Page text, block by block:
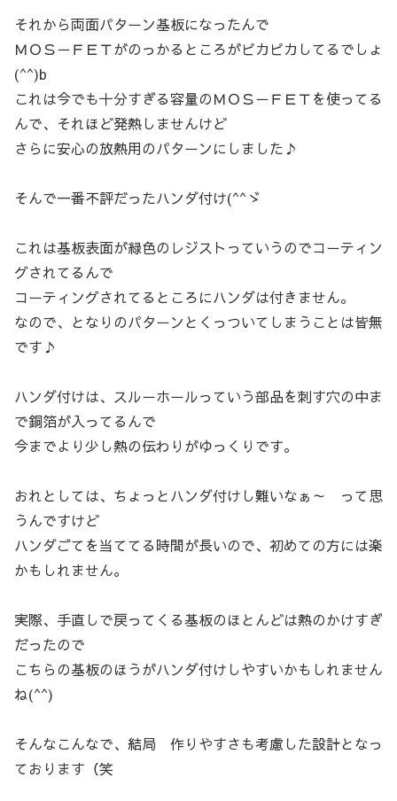
それから両面パターン基板になったんで
ＭＯＳ－ＦＥＴがのっかるところがピカピカしてるでしょ
(^^)b
これは今でも十分すぎる容量のＭＯＳ－ＦＥＴを使ってる
んで、それほど発熱しませんけど
さらに安心の放熱用のパターンにしました♪
そんで一番不評だったハンダ付け(^^ゞ
これは基板表面が緑色のレジストっていうのでコーティン
グされてるんで
コーティングされてるところにハンダは付きません。
なので、となりのパターンとくっついてしまうことは皆無
です♪
ハンダ付けは、スルーホールっていう部品を刺す穴の中ま
で銅箔が入ってるんで
今までより少し熱の伝わりがゆっくりです。
おれとしては、ちょっとハンダ付けし難いなぁ～ って思
うんですけど
ハンダごてを当ててる時間が長いので、初めての方には楽
かもしれません。
実際、手直しで戻ってくる基板のほとんどは熱のかけすぎ
だったので
こちらの基板のほうがハンダ付けしやすいかもしれません
ね(^^)
そんなこんなで、結局 作りやすさも考慮した設計となっ
ております（笑